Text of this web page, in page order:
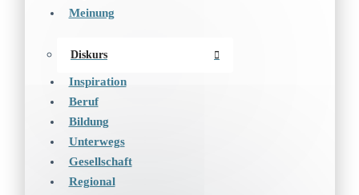
Meinung
Diskurs
Inspiration
Beruf
Bildung
Unterwegs
Gesellschaft
Regional